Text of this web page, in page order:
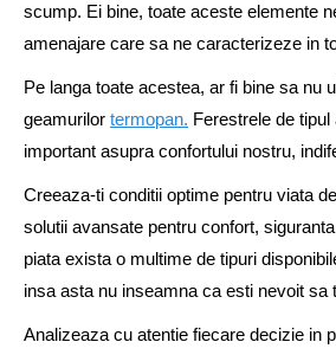
scump. Ei bine, toate aceste elemente
amenajare care sa ne caracterizeze in
Pe langa toate acestea, ar fi bine sa nu
geamurilor termopan. Ferestrele de
important asupra confortului nostru,
Creeaza-ti conditii optime pentru viata
solutii avansate pentru confort,
piata exista o multime de tipuri
insa asta nu inseamna ca esti nevoit sa
Analizeaza cu atentie fiecare decizie in